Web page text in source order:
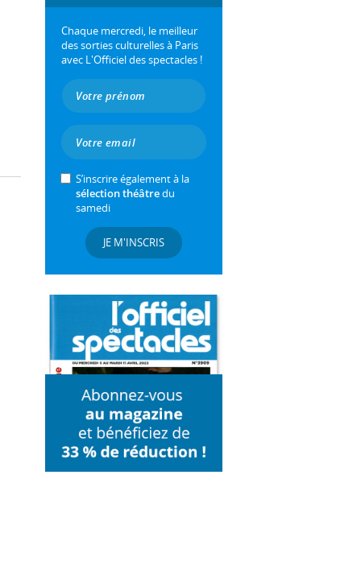
Chaque mercredi, le meilleur
des sorties culturelles à Paris
avec L'Officiel des spectacles !
S’inscrire également à la
sélection théâtredu
samedi
JE M'INSCRIS